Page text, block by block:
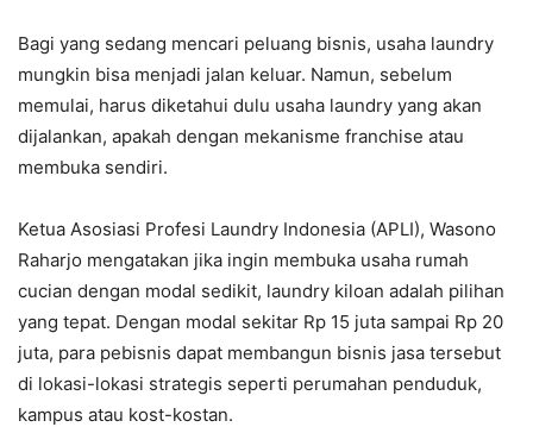
Bagi yang sedang mencari peluang bisnis, usaha laundry
mungkin bisa menjadi jalan keluar. Namun, sebelum
memulai, harus diketahui dulu usaha laundry yang akan
dijalankan, apakah dengan mekanisme franchise atau
membuka sendiri.
Ketua Asosiasi Profesi Laundry Indonesia (APLI), Wasono
Raharjo mengatakan jika ingin membuka usaha rumah
cucian dengan modal sedikit, laundry kiloan adalah pilihan
yang tepat. Dengan modal sekitar Rp 15 juta sampai Rp 20
juta, para pebisnis dapat membangun bisnis jasa tersebut
di lokasi-lokasi strategis seperti perumahan penduduk,
kampus atau kost-kostan.